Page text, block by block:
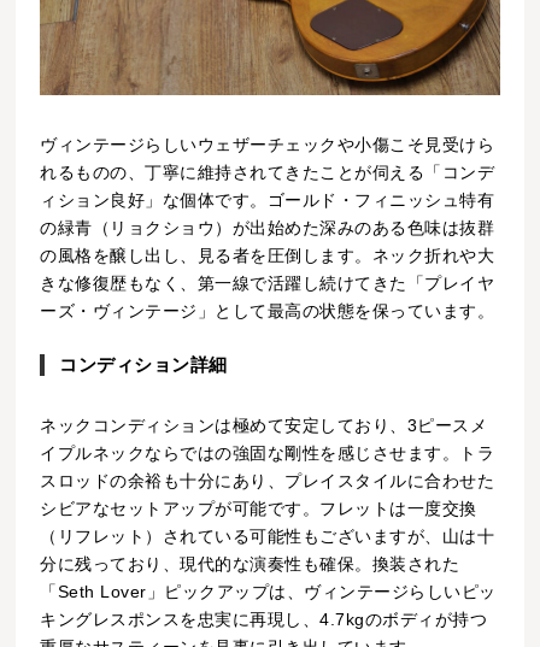
ヴィンテージらしいウェザーチェックや小傷こそ見受けら
れるものの、丁寧に維持されてきたことが伺える「コンデ
ィション良好」な個体です。ゴールド・フィニッシュ特有
の緑青（リョクショウ）が出始めた深みのある色味は抜群
の風格を醸し出し、見る者を圧倒します。ネック折れや大
きな修復歴もなく、第一線で活躍し続けてきた「プレイヤ
ーズ・ヴィンテージ」として最高の状態を保っています。
コンディション詳細
ネックコンディションは極めて安定しており、3ピースメ
イプルネックならではの強固な剛性を感じさせます。トラ
スロッドの余裕も十分にあり、プレイスタイルに合わせた
シビアなセットアップが可能です。フレットは一度交換
（リフレット）されている可能性もございますが、山は十
分に残っており、現代的な演奏性も確保。換装された
「Seth Lover」ピックアップは、ヴィンテージらしいピッ
キングレスポンスを忠実に再現し、4.7kgのボディが持つ